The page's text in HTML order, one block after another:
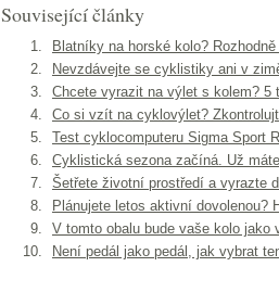
Související články
Blatníky na horské kolo? Rozhodně
Nevzdávejte se cyklistiky ani v
Chcete vyrazit na výlet s kolem? 5
Co si vzít na cyklovýlet?
Test cyklocomputeru Sigma Sport
Cyklistická sezona začíná. Už
Šetřete životní prostředí a vyrazte
Plánujete letos aktivní dovolenou?
V tomto obalu bude vaše kolo jako
Není pedál jako pedál, jak vybrat